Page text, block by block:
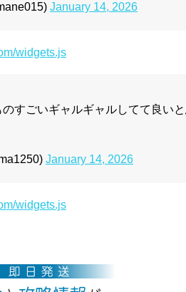
January 14, 2026
widgets.js
すごいギャルギャルしてて良い
January 14, 2026
widgets.js